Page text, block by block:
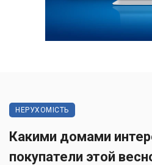
НЕРУХОМІСТЬ
Какими домами
покупатели этой